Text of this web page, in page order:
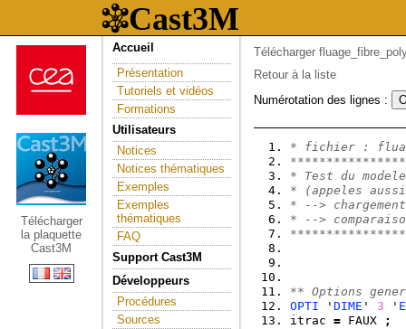
Télécharger
la plaquette
Cast3M
Accueil
Présentation
Tutoriels et vidéos
Formations
Utilisateurs
Notices
Notices thématiques
Exemples
Exemples
thématiques
FAQ
Support Cast3M
Développeurs
Procédures
Sources
Télécharger
Retour à la liste
Numérotation des lignes :
* fichier :
* Test du
* (appeles
* -->
* -->
** Options
OPTI ' DIME ' 3 '
itrac = FAUX ;